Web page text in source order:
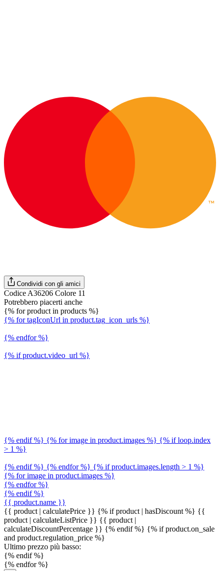
Condividi con gli amici
Codice A36206 Colore 11
Potrebbero piacerti anche
{% for product in products %}
{% for tagIconUrl in product.tag_icon_urls %}
{% endfor %}
{% if product.video_url %}
{% endif %} {% for image in product.images %} {% if loop.index
> 1 %}
{% endif %} {% endfor %} {% if product.images.length > 1 %}
{% for image in product.images %}
{% endfor %}
{% endif %}
{{ product.name }}
{{ product | calculatePrice }} {% if product | hasDiscount %} {{
product | calculateListPrice }} {{ product |
calculateDiscountPercentage }} {% endif %} {% if product.on_sale
and product.regulation_price %}
Ultimo prezzo più basso:
{% endif %}
{% endfor %}